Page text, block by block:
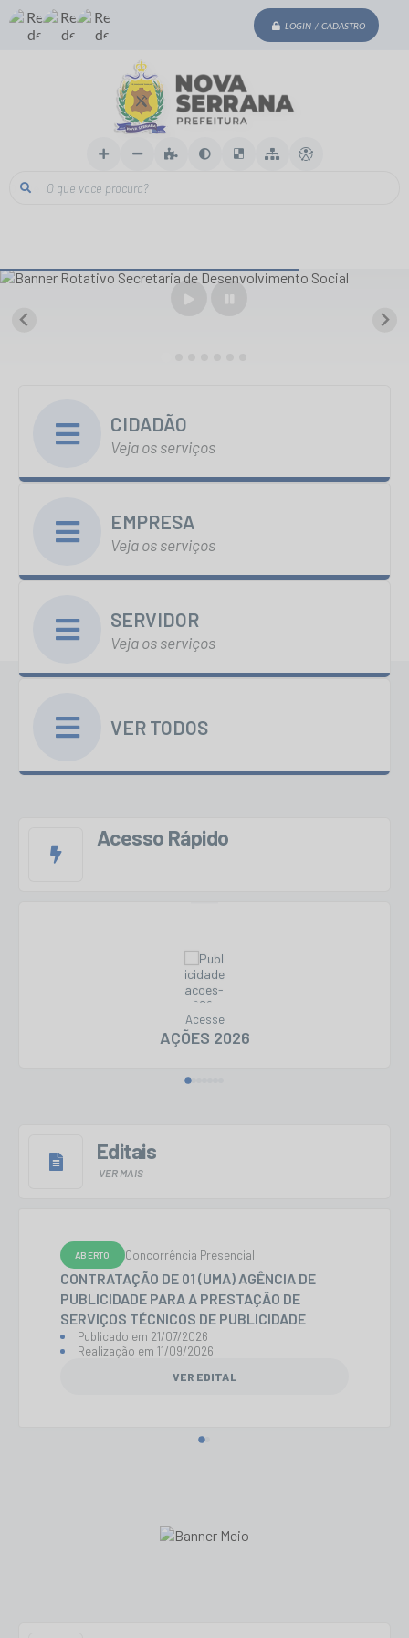
LOGIN / CADASTRO
O que voce procura?
CIDADÃO
Veja os serviços
EMPRESA
Veja os serviços
SERVIDOR
Veja os serviços
VER TODOS
Acesso Rápido
AÇÕES 2026
Acesse
Editais
VER MAIS
Concorrência Presencial
CONTRATAÇÃO DE 01 (UMA) AGÊNCIA DE
PUBLICIDADE PARA A PRESTAÇÃO DE
SERVIÇOS TÉCNICOS DE PUBLICIDADE
ABERTO
Publicado em 21/07/2026
Realização em 11/09/2026
VER EDITAL